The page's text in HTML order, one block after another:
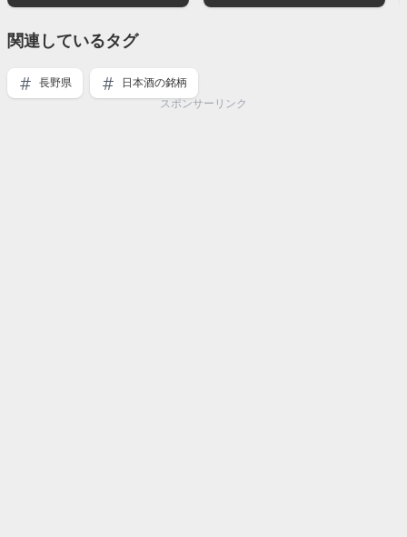
関連しているタグ
長野県
日本酒の銘柄
スポンサーリンク